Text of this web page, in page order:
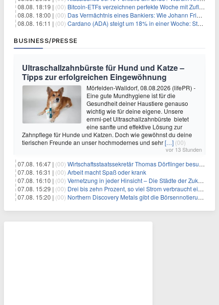
08.08. 18:19 | (00) Bitcoin-ETFs verzeichnen perfekte Woche mit Zuflüssen auf 3-Monats-Hoch
08.08. 18:00 | (00) Das Vermächtnis eines Bankiers: Wie Johann Friedrich Städel sein Imperium unsterblich machte
08.08. 16:11 | (00) Cardano (ADA) steigt um 18% in einer Woche: Steht ein Kurs von $0,30 bevor?
BUSINESS/PRESSE
Ultraschallzahnbürste für Hund und Katze –
Tipps zur erfolgreichen Eingewöhnung
Mörfelden-Walldorf, 08.08.2026 (lifePR) -
Eine gute Mundhygiene ist für die
Gesundheit deiner Haustiere genauso
wichtig wie für deine eigene. Unsere
emmi-pet Ultraschallzahnbürste bietet
eine sanfte und effektive Lösung zur
Zahnpflege für Hunde und Katzen. Doch wie gewöhnst du deine
tierischen Freunde an unser hochmodernes und sehr[…] (00)
vor 13 Stunden
07.08. 16:47 | (00) Wirtschaftsstaatssekretär Thomas Dörflinger besucht Handwerksbetrieb im Kammerbezirk Freiburg
07.08. 16:31 | (00) Arbeit macht Spaß oder krank
07.08. 16:10 | (00) Vernetzung in jeder Hinsicht – Die Städte der Zukunft sind grün-blau
07.08. 15:29 | (00) Drei bis zehn Prozent, so viel Strom verbraucht ein Aufzug im Gebäude
07.08. 15:20 | (00) Northern Discovery Metals gibt die Börsennotierung an der Frankfurter Wertpapierbörse bekannt